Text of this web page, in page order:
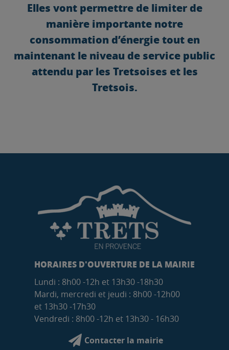
Elles vont permettre de limiter de
manière importante notre
consommation d’énergie tout en
maintenant le niveau de service public
attendu par les Tretsoises et les
Tretsois.
HORAIRES D'OUVERTURE DE LA MAIRIE
Lundi : 8h00 -12h et 13h30 -18h30
Mardi, mercredi et jeudi : 8h00 -12h00
et 13h30 -17h30
Vendredi : 8h00 -12h et 13h30 - 16h30
Contacter la mairie